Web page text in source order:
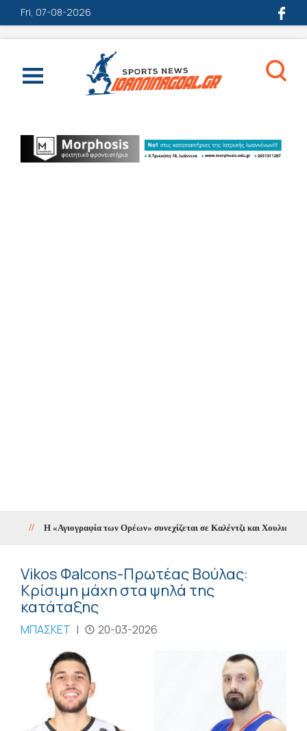
Fri, 07-08-2026
Η «Αγιογραφία των Ορέων» συνεχίζεται σε Καλέντζι και Χουλιαράδες
Vikos Φalcons-Πρωτέας Βούλας:
Κρίσιμη μάχη στα ψηλά της
κατάταξης
ΜΠΑΣΚΕΤ | 20-03-2026